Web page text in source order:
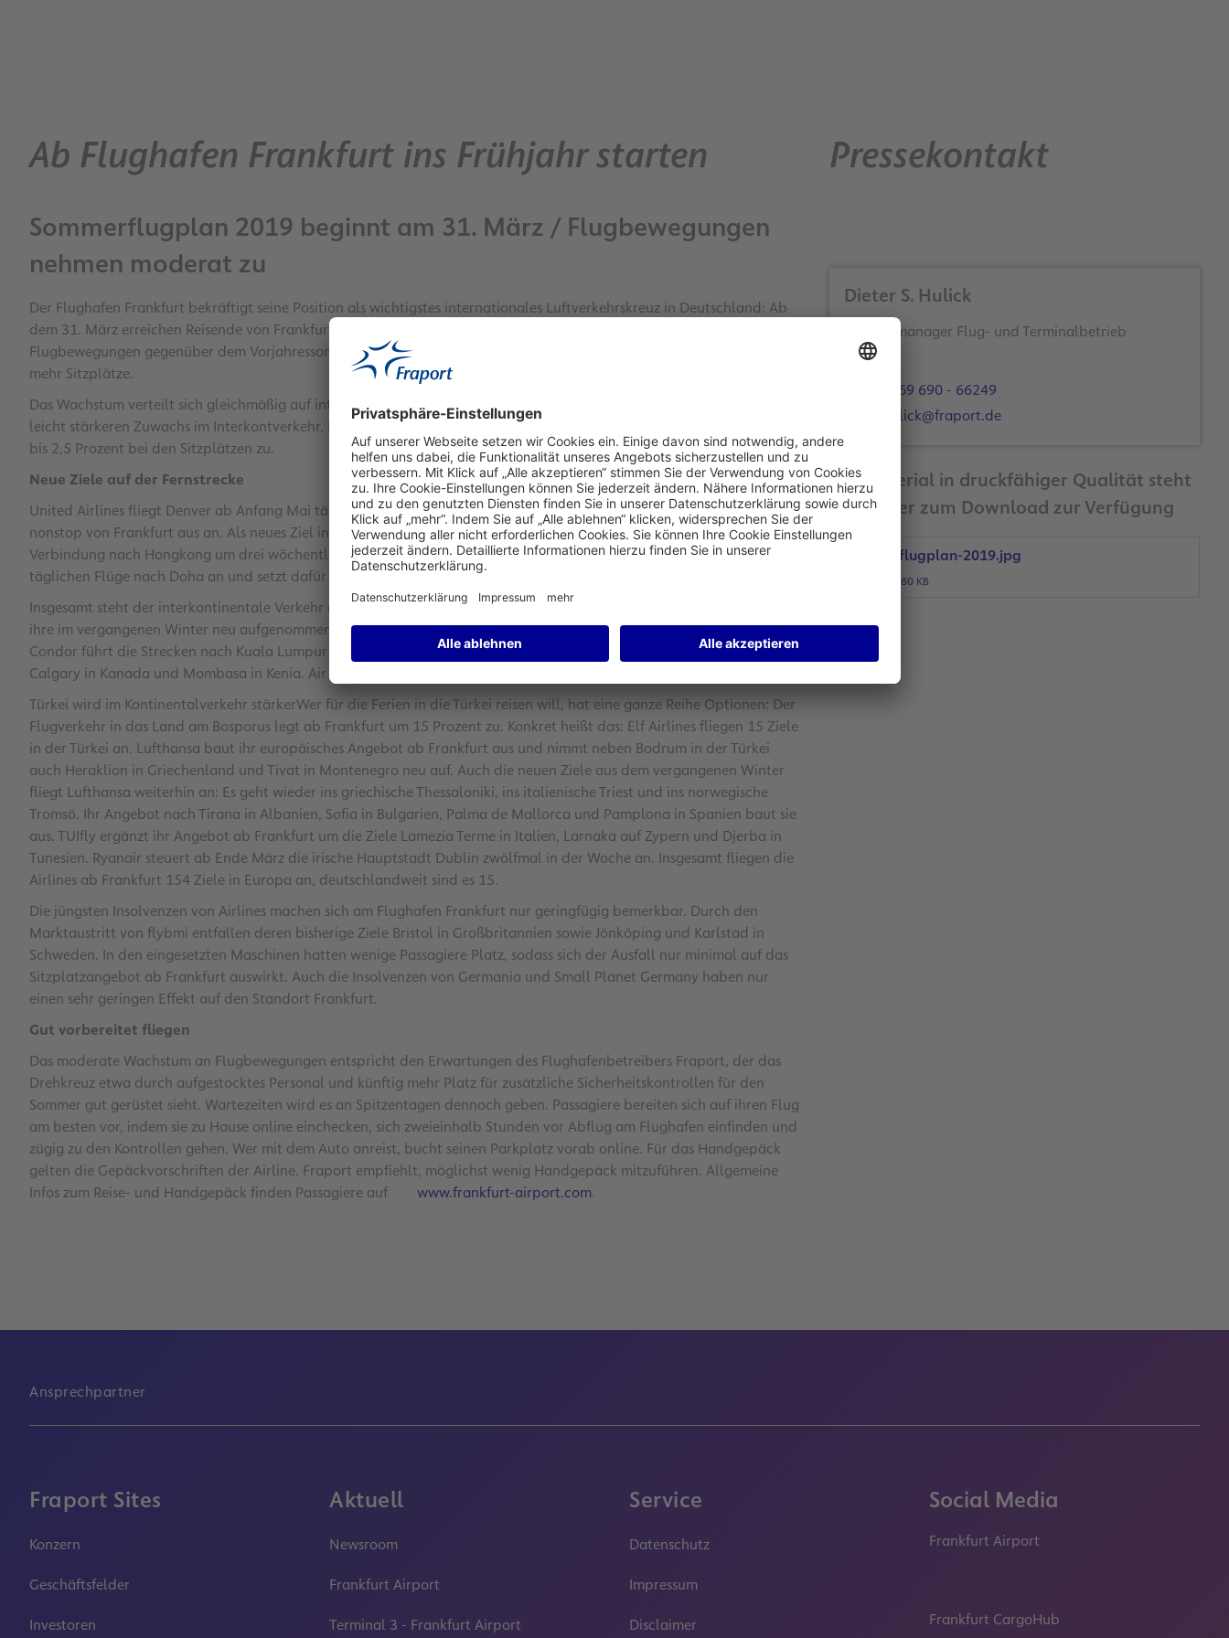
Ab Flughafen Frankfurt ins Frühjahr starten
Sommerflugplan 2019 beginnt am 31. März / Flugbewegungen
nehmen moderat zu
Der Flughafen Frankfurt bekräftigt seine Position als wichtigstes internationales Luftverkehrskreuz in Deutschland: Ab
dem 31. März erreichen Reisende von Frankfurt aus 306 Ziele in 98 Ländern. Im neuen Sommer-flugplan nehmen die
Flugbewegungen gegenüber dem Vorjahressommer moderat um gut ein Prozent zu. Zudem gibt es ein bis zwei Prozent
mehr Sitzplätze.
Das Wachstum verteilt sich gleichmäßig auf interkontinentale, europäische und innerdeutsche Strecken – mit einem
leicht stärkeren Zuwachs im Interkontverkehr. Dieser legt um 1,5 bis zwei Prozent bei den Flugbewegungen und um 1,5
bis 2,5 Prozent bei den Sitzplätzen zu.
Neue Ziele auf der Fernstrecke
United Airlines fliegt Denver ab Anfang Mai täglich an. Auch Lufthansa steuert die US-amerikanische Stadt täglich
nonstop von Frankfurt aus an. Als neues Ziel in den USA nimmt Lufthansa nun Austin auf. Cathay Pacific stockt ihre
Verbindung nach Hongkong um drei wöchentliche Flüge auf. Mehr Sitzplätze bietet Qatar Airways für einen ihrer zwei
täglichen Flüge nach Doha an und setzt dafür künftig einen Airbus A380 ein.
Insgesamt steht der interkontinentale Verkehr ab Frankfurt für Vielfalt: Im Angebot sind 137 Ziele. Lufthansa behält
ihre im vergangenen Winter neu aufgenommenen Verbindungen nach Cancun in Mexiko und Agadir in Marokko bei.
Condor führt die Strecken nach Kuala Lumpur in Malaysia weiter und erhöht die Frequenz nach Phoenix in den USA,
Calgary in Kanada und Mombasa in Kenia. Air India fliegt weiterhin nach Bombay in Indien.
Türkei wird im Kontinentalverkehr stärkerWer für die Ferien in die Türkei reisen will, hat eine ganze Reihe Optionen: Der
Flugverkehr in das Land am Bosporus legt ab Frankfurt um 15 Prozent zu. Konkret heißt das: Elf Airlines fliegen 15 Ziele
in der Türkei an. Lufthansa baut ihr europäisches Angebot ab Frankfurt aus und nimmt neben Bodrum in der Türkei
auch Heraklion in Griechenland und Tivat in Montenegro neu auf. Auch die neuen Ziele aus dem vergangenen Winter
fliegt Lufthansa weiterhin an: Es geht wieder ins griechische Thessaloniki, ins italienische Triest und ins norwegische
Tromsö. Ihr Angebot nach Tirana in Albanien, Sofia in Bulgarien, Palma de Mallorca und Pamplona in Spanien baut sie
aus. TUIfly ergänzt ihr Angebot ab Frankfurt um die Ziele Lamezia Terme in Italien, Larnaka auf Zypern und Djerba in
Tunesien. Ryanair steuert ab Ende März die irische Hauptstadt Dublin zwölfmal in der Woche an. Insgesamt fliegen die
Airlines ab Frankfurt 154 Ziele in Europa an, deutschlandweit sind es 15.
Die jüngsten Insolvenzen von Airlines machen sich am Flughafen Frankfurt nur geringfügig bemerkbar. Durch den
Marktaustritt von flybmi entfallen deren bisherige Ziele Bristol in Großbritannien sowie Jönköping und Karlstad in
Schweden. In den eingesetzten Maschinen hatten wenige Passagiere Platz, sodass sich der Ausfall nur minimal auf das
Sitzplatzangebot ab Frankfurt auswirkt. Auch die Insolvenzen von Germania und Small Planet Germany haben nur
einen sehr geringen Effekt auf den Standort Frankfurt.
Gut vorbereitet fliegen
Das moderate Wachstum an Flugbewegungen entspricht den Erwartungen des Flughafenbetreibers Fraport, der das
Drehkreuz etwa durch aufgestocktes Personal und künftig mehr Platz für zusätzliche Sicherheitskontrollen für den
Sommer gut gerüstet sieht. Wartezeiten wird es an Spitzentagen dennoch geben. Passagiere bereiten sich auf ihren Flug
am besten vor, indem sie zu Hause online einchecken, sich zweieinhalb Stunden vor Abflug am Flughafen einfinden und
zügig zu den Kontrollen gehen. Wer mit dem Auto anreist, bucht seinen Parkplatz vorab online. Für das Handgepäck
gelten die Gepäckvorschriften der Airline. Fraport empfiehlt, möglichst wenig Handgepäck mitzuführen. Allgemeine
Infos zum Reise- und Handgepäck finden Passagiere auf
www.frankfurt-airport.com.
Pressekontakt
Dieter S. Hulick
Themenmanager Flug- und Terminalbetrieb
+49 69 690 - 66249
d.hulick@fraport.de
Bildmaterial in druckfähiger Qualität steht
Ihnen hier zum Download zur Verfügung
sommerflugplan-2019.jpg
JPG, 680 KB
Ansprechpartner
Fraport Sites
Konzern
Geschäftsfelder
Investoren
Aktuell
Newsroom
Frankfurt Airport
Terminal 3 - Frankfurt Airport
Service
Datenschutz
Impressum
Disclaimer
Social Media
Frankfurt Airport
Frankfurt CargoHub